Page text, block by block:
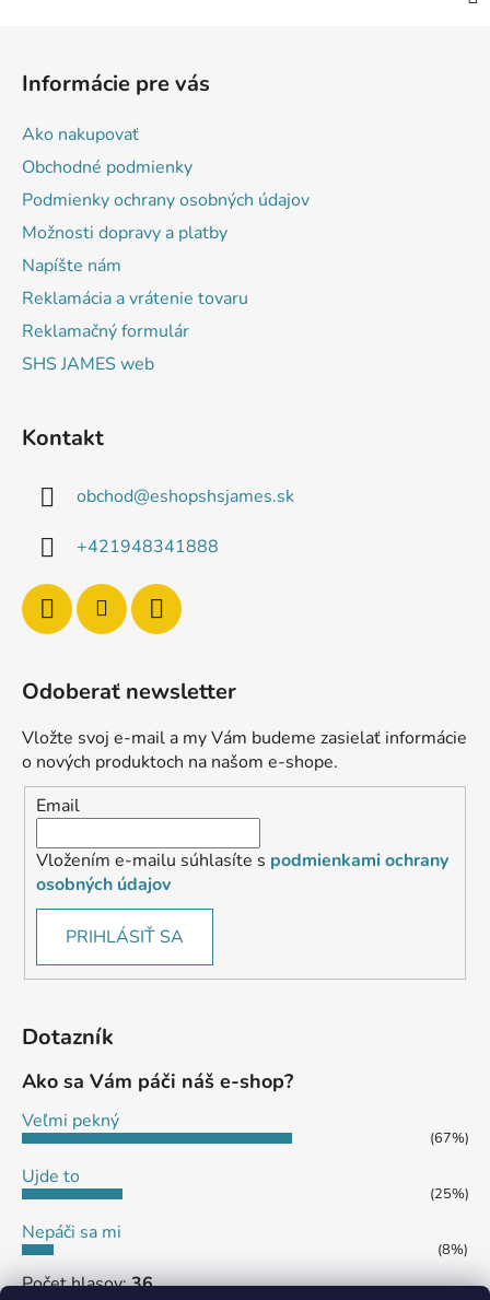
Informácie pre vás
Ako nakupovať
Obchodné podmienky
Podmienky ochrany osobných údajov
Možnosti dopravy a platby
Napíšte nám
Reklamácia a vrátenie tovaru
Reklamačný formulár
SHS JAMES web
Kontakt
obchod@eshopshsjames.sk
+421948341888
Odoberať newsletter
Vložte svoj e-mail a my Vám budeme zasielať informácie
o nových produktoch na našom e-shope.
Email
Vložením e-mailu súhlasíte s podmienkami ochrany
osobných údajov
PRIHLÁSIŤ SA
Dotazník
Ako sa Vám páči náš e-shop?
Veľmi pekný
(67%)
Ujde to
(25%)
Nepáči sa mi
(8%)
Počet hlasov:36